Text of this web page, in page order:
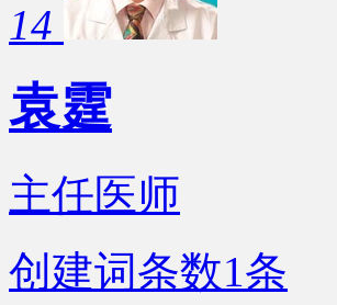
14
袁霆
主任医师
创建词条数1条